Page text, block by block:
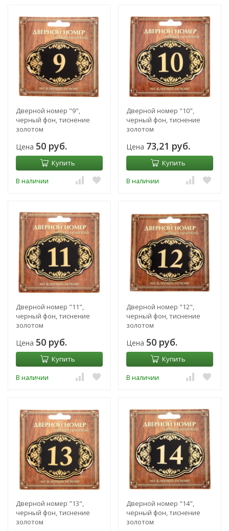
Дверной номер "9",
черный фон, тиснение
золотом
Цена 50 руб.
Купить
В наличии
Дверной номер "10",
черный фон, тиснение
золотом
Цена 73,21 руб.
Купить
В наличии
Дверной номер "11",
черный фон, тиснение
золотом
Цена 50 руб.
Купить
В наличии
Дверной номер "12",
черный фон, тиснение
золотом
Цена 50 руб.
Купить
В наличии
Дверной номер "13",
черный фон, тиснение
золотом
Дверной номер "14",
черный фон, тиснение
золотом